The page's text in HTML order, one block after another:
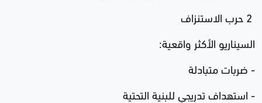
السيناريو الأكثر واقعية:
- ضربات متبادلة
- استهداف تدريجي للبنية التحتية